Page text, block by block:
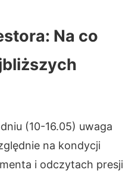
Na co
(10-16.05) uwaga
na kondycji
i odczytach presji